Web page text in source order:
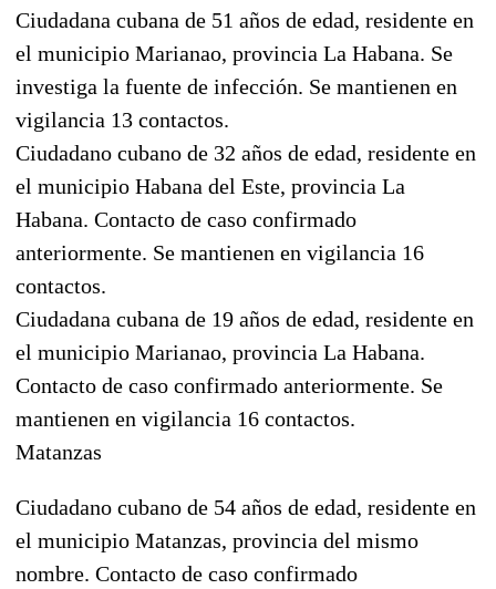
Ciudadana cubana de 51 años de edad, residente en
el municipio Marianao, provincia La Habana. Se
investiga la fuente de infección. Se mantienen en
vigilancia 13 contactos.
Ciudadano cubano de 32 años de edad, residente en
el municipio Habana del Este, provincia La
Habana. Contacto de caso confirmado
anteriormente. Se mantienen en vigilancia 16
contactos.
Ciudadana cubana de 19 años de edad, residente en
el municipio Marianao, provincia La Habana.
Contacto de caso confirmado anteriormente. Se
mantienen en vigilancia 16 contactos.
Matanzas
Ciudadano cubano de 54 años de edad, residente en
el municipio Matanzas, provincia del mismo
nombre. Contacto de caso confirmado